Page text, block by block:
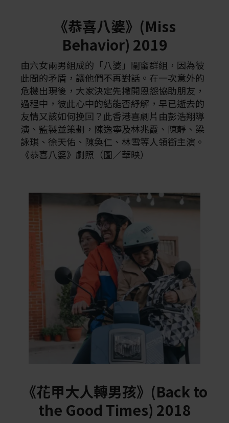
《恭喜八婆》(Miss
Behavior) 2019
由六女兩男組成的「八婆」閨蜜群組，因為彼
此間的矛盾，讓他們不再對話。在一次意外的
危機出現後，大家決定先撇開恩怨協助朋友，
過程中，彼此心中的結能否紓解，早已逝去的
友情又該如何挽回？此香港喜劇片由彭浩翔導
演、監製並策劃，陳逸寧及林兆霞、陳靜、梁
詠琪、徐天佑、陳奐仁、林雪等人領銜主演。
《恭喜八婆》劇照（圖／華映）
《花甲大人轉男孩》(Back to
the Good Times) 2018